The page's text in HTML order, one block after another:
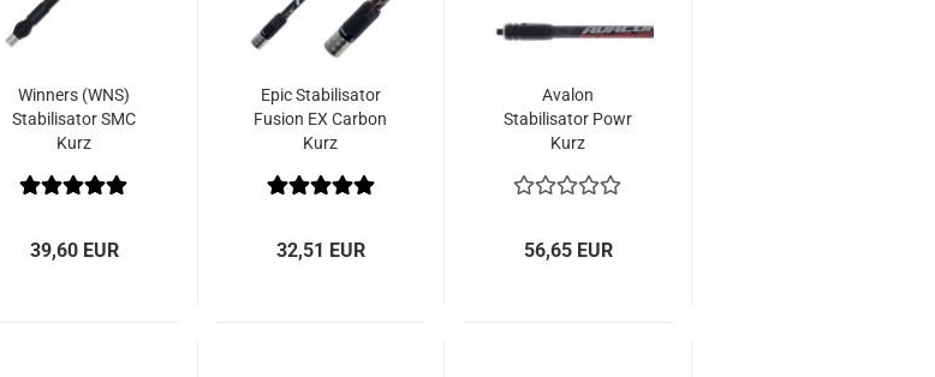
Winners (WNS)
Stabilisator SMC
Kurz
39,60 EUR
Epic Stabilisator
Fusion EX Carbon
Kurz
32,51 EUR
Avalon
Stabilisator Powr
Kurz
56,65 EUR